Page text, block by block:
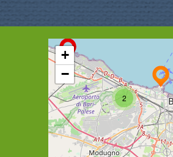
2
+
−